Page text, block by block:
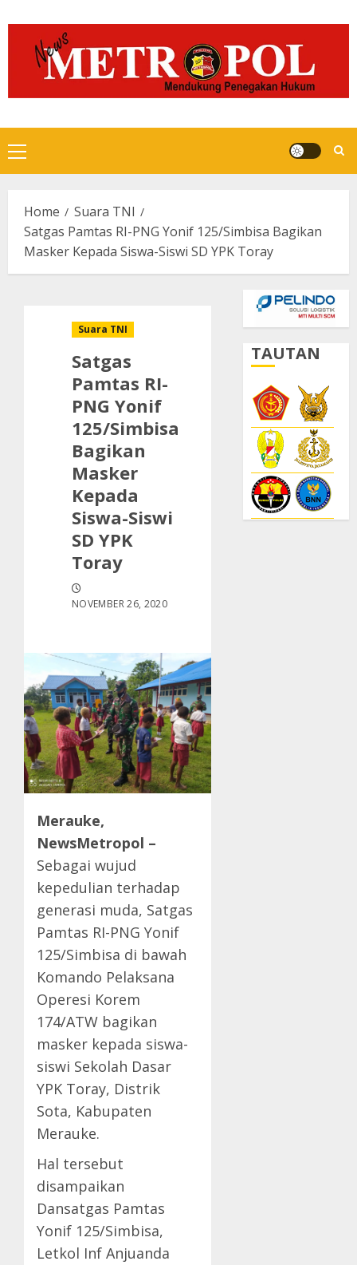
to
content
Primary
Menu
Home
Suara TNI
Satgas Pamtas RI-PNG Yonif 125/Simbisa Bagikan
Masker Kepada Siswa-Siswi SD YPK Toray
Suara TNI
Satgas
Pamtas RI-
PNG Yonif
125/Simbisa
Bagikan
Masker
Kepada
Siswa-Siswi
SD YPK
Toray
NOVEMBER 26, 2020
Merauke,
NewsMetropol –
Sebagai wujud
kepedulian terhadap
generasi muda, Satgas
Pamtas RI-PNG Yonif
125/Simbisa di bawah
Komando Pelaksana
Operesi Korem
174/ATW bagikan
masker kepada siswa-
siswi Sekolah Dasar
YPK Toray, Distrik
Sota, Kabupaten
Merauke.
Hal tersebut
disampaikan
Dansatgas Pamtas
Yonif 125/Simbisa,
Letkol Inf Anjuanda
TAUTAN